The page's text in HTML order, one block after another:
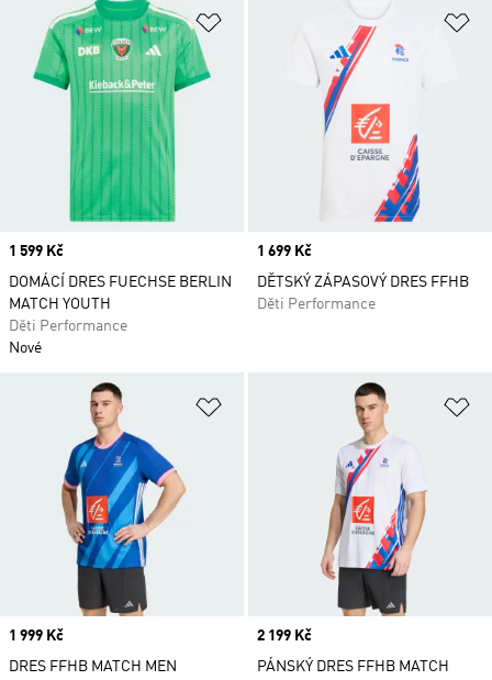
Přidat do seznamu přání
Price
1 599 Kč
DOMÁCÍ DRES FUECHSE BERLIN
MATCH YOUTH
Děti Performance
Nové
Price
1 699 Kč
DĚTSKÝ ZÁPASOVÝ DRES FFHB
Děti Performance
Přidat do seznamu přání
Price
1 999 Kč
DRES FFHB MATCH MEN
Price
2 199 Kč
PÁNSKÝ DRES FFHB MATCH